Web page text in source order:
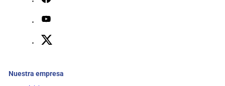
Nuestra empresa